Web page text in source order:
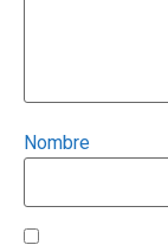
Nombre